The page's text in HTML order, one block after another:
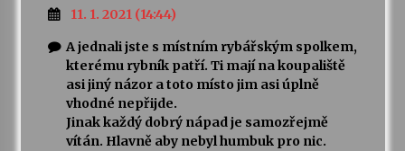
11. 1. 2021 (14:44)
A jednali jste s místním rybářským spolkem,
kterému rybník patří. Ti mají na koupaliště
asi jiný názor a toto místo jim asi úplně
vhodné nepřijde.
Jinak každý dobrý nápad je samozřejmě
vítán. Hlavně aby nebyl humbuk pro nic.